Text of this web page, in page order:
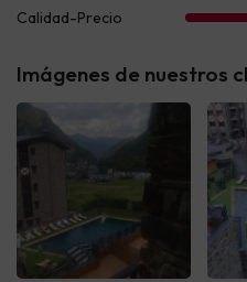
Imágenes de nuestros